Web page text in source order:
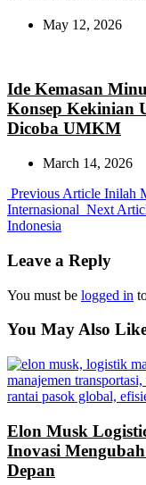
May 12, 2026
Ide Kemasan
Konsep Kekinian
Dicoba UMKM
March 14, 2026
Previous Article
Post:
Inilah
Internasional Next
Indonesia
Leave a Reply
You must be logged in
You May Also
Elon Musk
Inovasi
Depan